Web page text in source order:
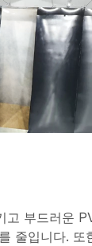
부드러운
줄입니다. 또